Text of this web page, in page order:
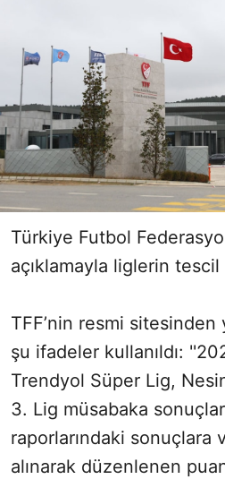
Türkiye Futbol
açıklamayla liglerin tescil
TFF’nin resmi sitesinden
şu ifadeler kullanıldı:
Trendyol Süper Lig,
3. Lig müsabaka
raporlarındaki sonuçlara
alınarak düzenlenen